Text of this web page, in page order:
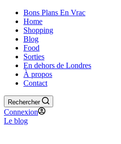
Bons Plans En Vrac
Home
Shopping
Blog
Food
Sorties
En dehors de Londres
À propos
Contact
Rechercher
Connexion
Le blog